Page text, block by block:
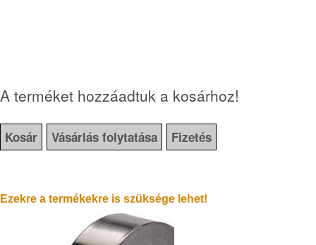
A terméket hozzáadtuk a kosárhoz!
Kosár Vásárlás folytatása Fizetés
Ezekre a termékekre is szüksége lehet!